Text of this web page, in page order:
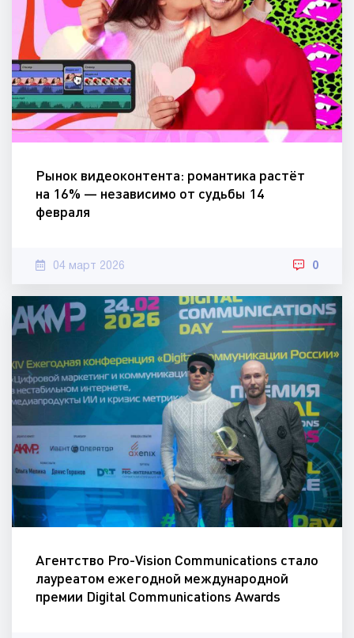
Рынок видеоконтента: романтика растёт
на 16% — независимо от судьбы 14
февраля
04 март 2026 0
Агентство Pro-Vision Communications стало
лауреатом ежегодной международной
премии Digital Communications Awards